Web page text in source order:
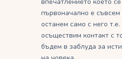
впечатлението което
първоначално е съвсем
останем само с него т.е.
осъществим контакт с
бъдем в заблуда за